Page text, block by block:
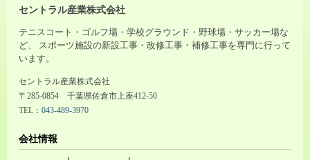
セントラル産業株式会社
テニスコート・ゴルフ場・学校グラウンド・野球場・サッカー場な
ど、 スポーツ施設の新設工事・改修工事・補修工事を専門に行って
います。
セントラル産業株式会社
〒285-0854 千葉県佐倉市上座412-50
TEL： 043-489-3970
会社情報